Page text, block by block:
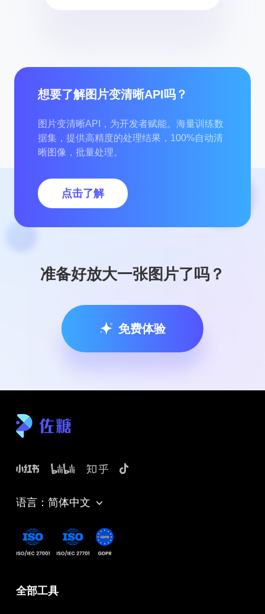
想要了解图片变清晰API吗？
图片变清晰API，为开发者赋能。海量训练数
据集，提供高精度的处理结果，100%自动清
晰图像，批量处理。
点击了解
准备好放大一张图片了吗？
免费体验
语言：简体中文
全部工具